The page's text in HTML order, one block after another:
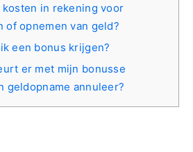
kosten in rekening voor
of opnemen van geld?
een bonus krijgen?
er met mijn bonusse
geldopname annuleer?